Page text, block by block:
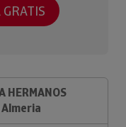
HERMANOS
Almeria